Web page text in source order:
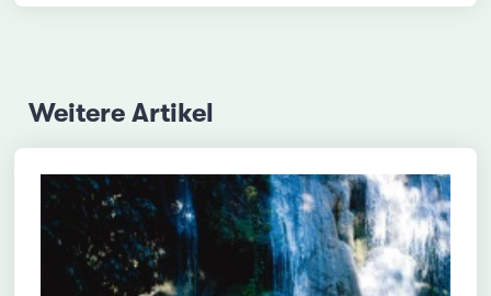
Weitere Artikel